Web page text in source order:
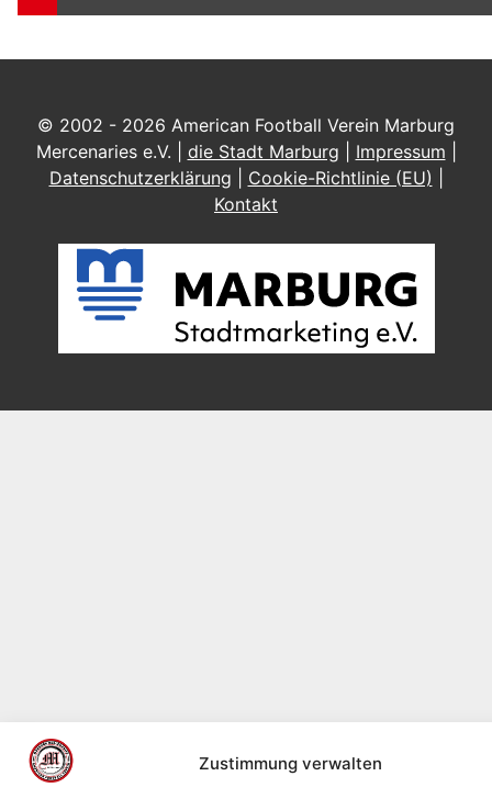
Zustimmung verwalten
© 2002 - 2026 American Football Verein Marburg
Mercenaries e.V. | die Stadt Marburg Impressum
Datenschutzerklärung
Cookie-Richtlinie (EU)
Kontakt